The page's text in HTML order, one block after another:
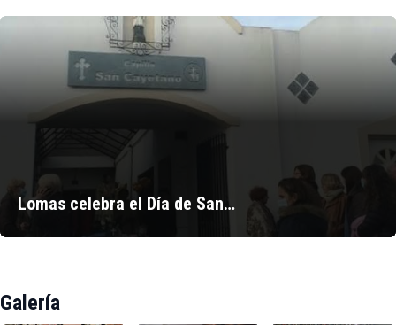
Lomas celebra el Día de San…
Galería